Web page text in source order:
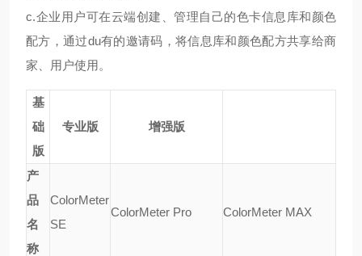
c.企业用户可在云端创建、管理自己的色卡信息库和颜色
配方，通过du有的邀请码，将信息库和颜色配方共享给商
家、用户使用。
基
础
版
专业版 增强版
产
品
名
称
ColorMeter
SE
ColorMeter Pro ColorMeter MAX